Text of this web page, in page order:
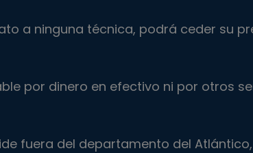
a ninguna técnica, podrá ceder su
por dinero en efectivo ni por otros
fuera del departamento del